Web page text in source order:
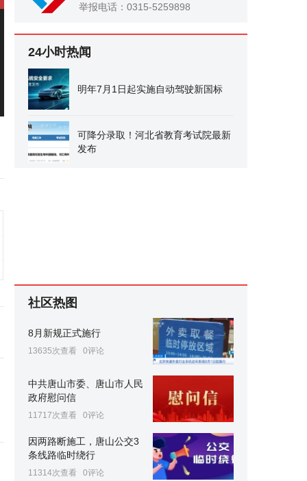
举报电话：0315-5259898
24小时热闻
明年7月1日起实施自动驾驶新国标
可降分录取！河北省教育考试院最新
发布
社区热图
8月新规正式施行
13635次查看 0评论
中共唐山市委、唐山市人民
政府慰问信
11717次查看 0评论
因两路断施工，唐山公交3
条线路临时绕行
11314次查看 0评论